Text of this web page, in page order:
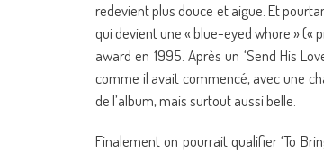
redevient plus douce et aigue. Et
qui devient une « blue-eyed whore » («
award en 1995. Après un ‘Send His
comme il avait commencé, avec une
de l’album, mais surtout aussi belle.
Finalement on pourrait qualifier ‘To